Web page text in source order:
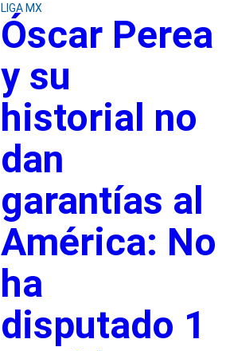
LIGA MX
Óscar Perea
y su
historial no
dan
garantías al
América: No
ha
disputado 1